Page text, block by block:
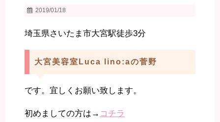
2019/01/18
埼玉県さいたま市大宮駅徒歩3分
大宮美容室Luca lino:aの菅野
です。宜しくお願い致します。
初めましての方は→ コチラ